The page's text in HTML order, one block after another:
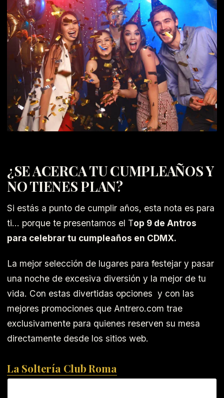
¿SE ACERCA TU CUMPLEAÑOS Y
NO TIENES PLAN?
Si estás a punto de cumplir años, esta nota es para
ti… porque te presentamos el Top 9 de Antros
para celebrar tu cumpleaños en CDMX.
La mejor selección de lugares para festejar y pasar
una noche de excesiva diversión y la mejor de tu
vida. Con estas divertidas opciones y con las
mejores promociones que Antrero.com trae
exclusivamente para quienes reserven su mesa
directamente desde los sitios web.
La Soltería Club Roma